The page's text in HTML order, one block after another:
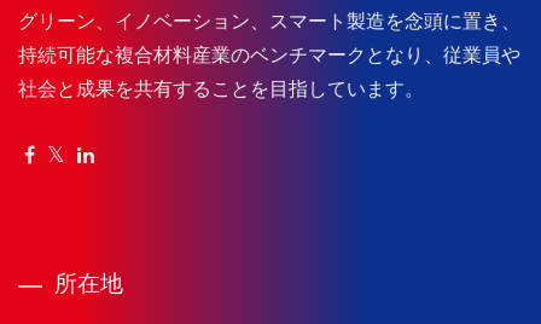
グリーン、イノベーション、スマート製造を念頭に置き、
持続可能な複合材料産業のベンチマークとなり、従業員や
社会と成果を共有することを目指しています。
所在地